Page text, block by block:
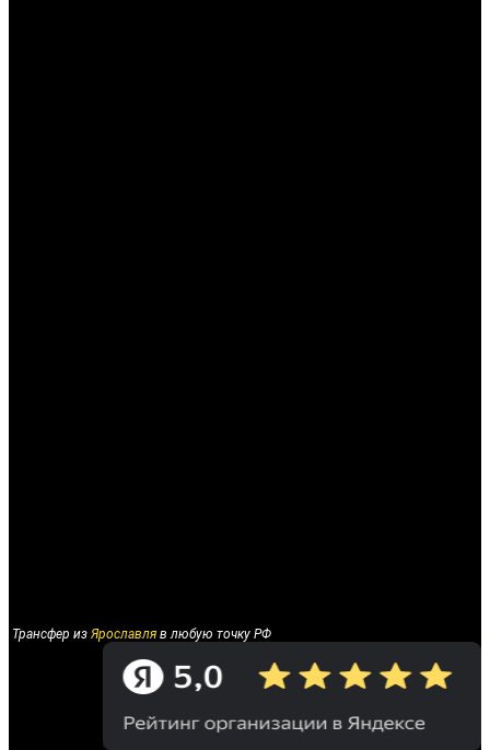
Трансфер из Ярославля в любую точку РФ